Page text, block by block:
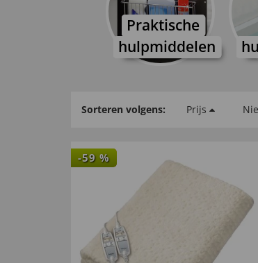
Praktische
hulpmiddelen
Sorteren volgens: Prijs
-59 %